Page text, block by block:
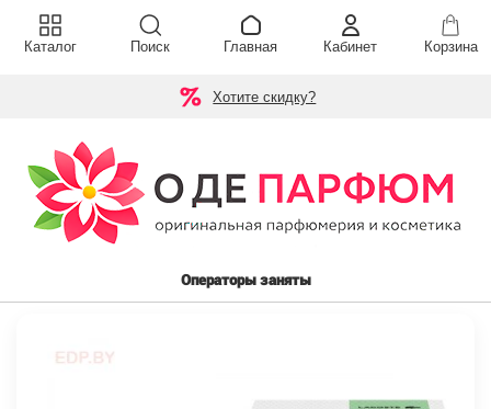
Хотите скидку?
Операторы заняты
Каталог Поиск Главная Кабинет Корзина